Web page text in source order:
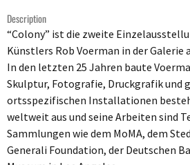
Description
“Colony” ist die zweite
Künstlers Rob Voerman in der Galerie
In den letzten 25 Jahren baute
Skulptur, Fotografie, Druckgrafik und
ortsspezifischen Installationen
weltweit aus und seine Arbeiten sind
Sammlungen wie dem MoMA, dem
Generali Foundation, der Deutschen